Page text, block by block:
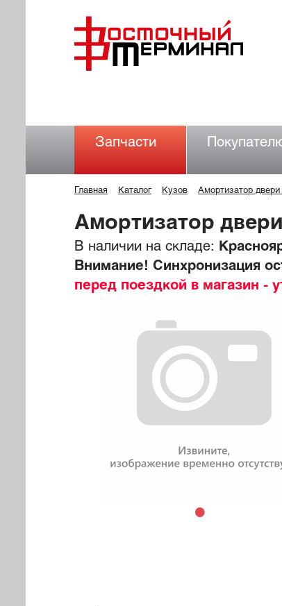
Запчасти
Главная Каталог Кузов Амортизатор
Амортизатор
В наличии на складе:
Внимание! Синхронизация
перед поездкой в магазин -